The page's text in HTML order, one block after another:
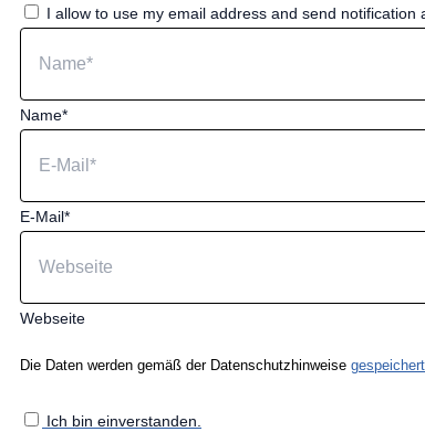
I allow to use my email address and send
Name*
E-Mail*
Webseite
Die Daten werden gemäß der Datenschutzhinweise gespeichert.
Ich bin einverstanden.